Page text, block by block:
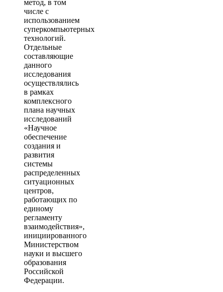
метод, в том
числе с
использованием
суперкомпьютерных
технологий.
Отдельные
составляющие
данного
исследования
осуществлялись
в рамках
комплексного
плана научных
исследований
«Научное
обеспечение
создания и
развития
системы
распределенных
ситуационных
центров,
работающих по
единому
регламенту
взаимодействия»,
инициированного
Министерством
науки и высшего
образования
Российской
Федерации.